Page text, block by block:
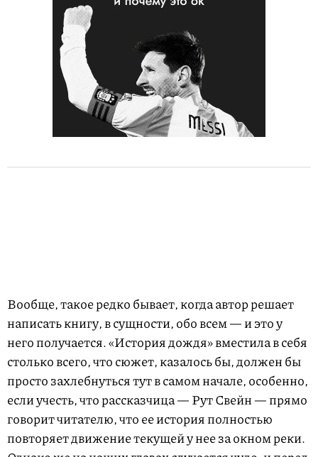
Вообще, такое редко бывает, когда автор решает
написать книгу, в сущности, обо всем — и это у
него получается. «История дождя» вместила в себя
столько всего, что сюжет, казалось бы, должен бы
просто захлебнуться тут в самом начале, особенно,
если учесть, что рассказчица — Рут Свейн — прямо
говорит читателю, что ее история полностью
повторяет движение текущей у нее за окном реки.